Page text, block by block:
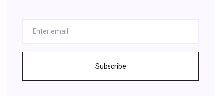
Subscribe